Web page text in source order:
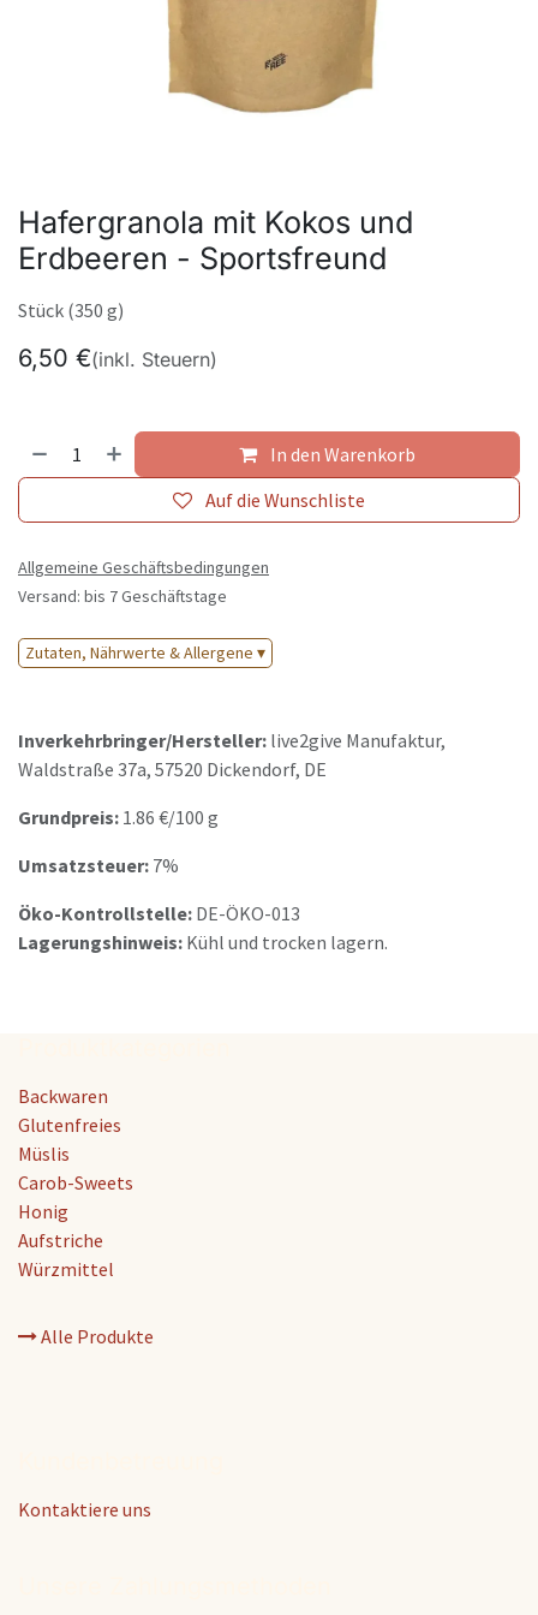
Hafergranola mit Kokos und
Erdbeeren - Sportsfreund
Stück (350 g)
6,50 €(inkl. Steuern)
In den Warenkorb
Auf die Wunschliste
Allgemeine Geschäftsbedingungen
Versand: bis 7 Geschäftstage
Zutaten, Nährwerte & Allergene ▾
Inverkehrbringer/Hersteller: live2give Manufaktur,
Waldstraße 37a, 57520 Dickendorf, DE
Grundpreis: 1.86 €/100 g
Umsatzsteuer: 7%
Öko-Kontrollstelle: DE-ÖKO-013
Lagerungshinweis: Kühl und trocken lagern.
Backwaren
Glutenfreies
Müslis
Carob-Sweets
Honig
Aufstriche
Würzmittel
Alle Produkte
Kontaktiere uns